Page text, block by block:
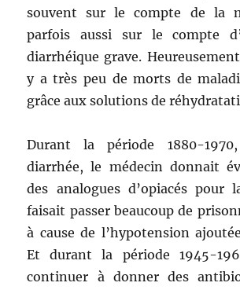
souvent sur le compte de la
parfois aussi sur le compte
diarrhéique grave.
y a très peu de morts de
grâce aux solutions de
Durant la période 1880-
diarrhée, le médecin donnait
des analogues d’opiacés pour
faisait passer beaucoup de
à cause de l’hypotension
Et durant la période 1945-
continuer à donner des